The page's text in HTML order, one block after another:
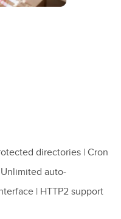
directories | Cron
auto-
| HTTP2 support